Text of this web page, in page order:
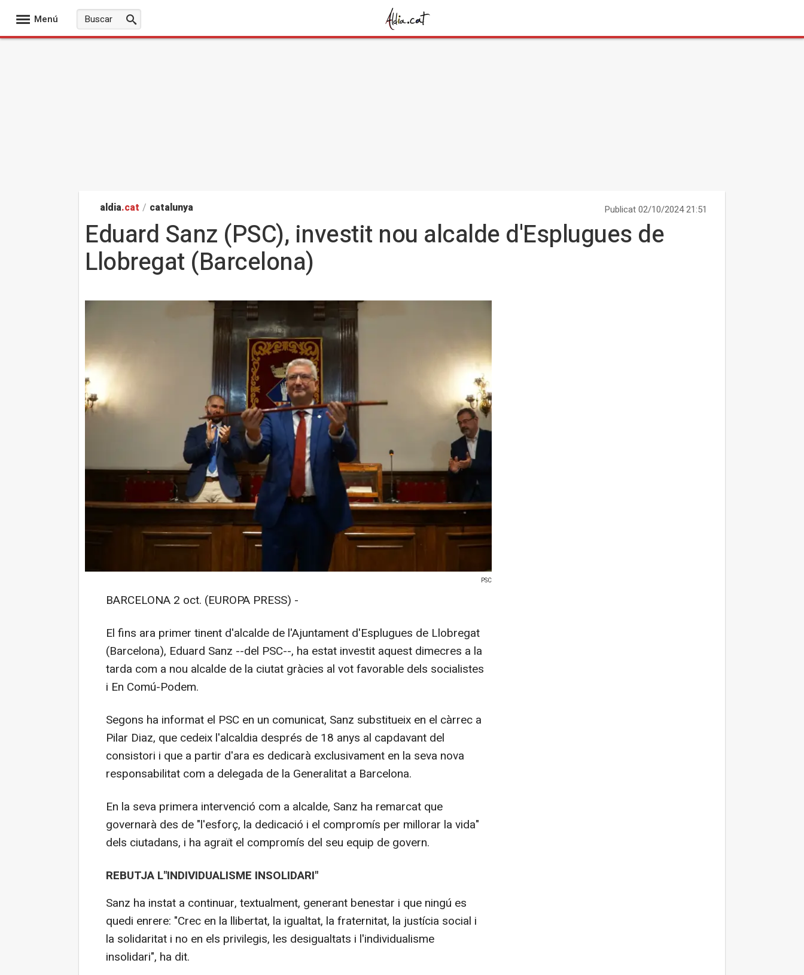
Menú
aldia.cat / catalunya Publicat 02/10/2024 21:51
Eduard Sanz (PSC), investit nou alcalde d'Esplugues de
Llobregat (Barcelona)
PSC
BARCELONA 2 oct. (EUROPA PRESS) -
El fins ara primer tinent d'alcalde de l'Ajuntament d'Esplugues de Llobregat
(Barcelona), Eduard Sanz --del PSC--, ha estat investit aquest dimecres a la
tarda com a nou alcalde de la ciutat gràcies al vot favorable dels socialistes
i En Comú-Podem.
Segons ha informat el PSC en un comunicat, Sanz substitueix en el càrrec a
Pilar Diaz, que cedeix l'alcaldia després de 18 anys al capdavant del
consistori i que a partir d'ara es dedicarà exclusivament en la seva nova
responsabilitat com a delegada de la Generalitat a Barcelona.
En la seva primera intervenció com a alcalde, Sanz ha remarcat que
governarà des de "l'esforç, la dedicació i el compromís per millorar la vida"
dels ciutadans, i ha agraït el compromís del seu equip de govern.
REBUTJA L"INDIVIDUALISME INSOLIDARI"
Sanz ha instat a continuar, textualment, generant benestar i que ningú es
quedi enrere: "Crec en la llibertat, la igualtat, la fraternitat, la justícia social i
la solidaritat i no en els privilegis, les desigualtats i l'individualisme
insolidari", ha dit.